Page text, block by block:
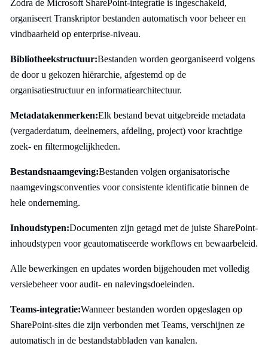
Zodra de Microsoft SharePoint-integratie is ingeschakeld,
organiseert Transkriptor bestanden automatisch voor beheer en
vindbaarheid op enterprise-niveau.
Bibliotheekstructuur:Bestanden worden georganiseerd volgens
de door u gekozen hiërarchie, afgestemd op de
organisatiestructuur en informatiearchitectuur.
Metadatakenmerken:Elk bestand bevat uitgebreide metadata
(vergaderdatum, deelnemers, afdeling, project) voor krachtige
zoek- en filtermogelijkheden.
Bestandsnaamgeving:Bestanden volgen organisatorische
naamgevingsconventies voor consistente identificatie binnen de
hele onderneming.
Inhoudstypen:Documenten zijn getagd met de juiste SharePoint-
inhoudstypen voor geautomatiseerde workflows en bewaarbeleid.
Alle bewerkingen en updates worden bijgehouden met volledig
versiebeheer voor audit- en nalevingsdoeleinden.
Teams-integratie:Wanneer bestanden worden opgeslagen op
SharePoint-sites die zijn verbonden met Teams, verschijnen ze
automatisch in de bestandstabbladen van kanalen.